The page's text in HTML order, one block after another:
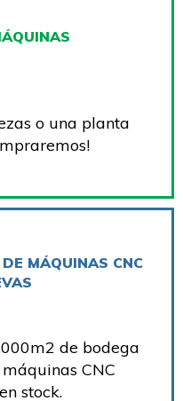
o una planta
MÁQUINAS CNC
de bodega
CNC
stock.